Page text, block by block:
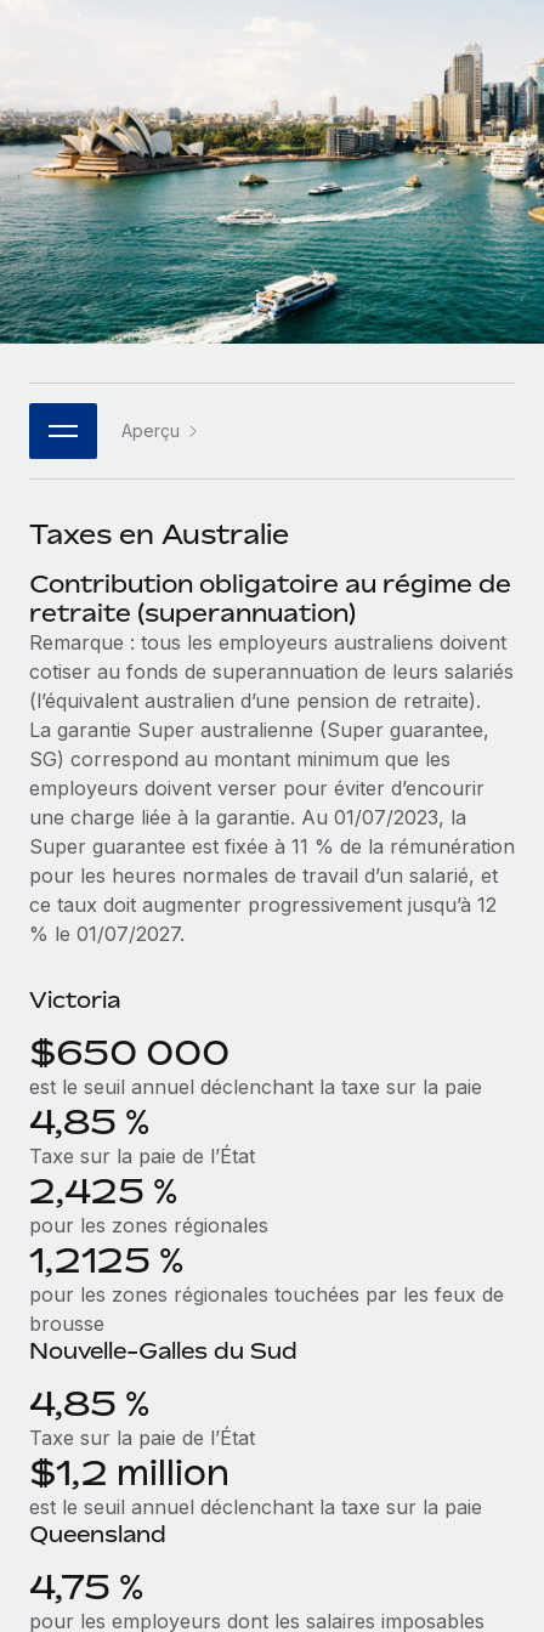
Intégrez et gérez vos freelances partout dans le monde
Sous-traitez les opérations complexes liées à l’emploi
INFRASTRUCTURE
Intégration Remote
Intégrez vos RH aux flux de travail en toute simplicité
Plateforme
Des fonctions RH clés intégrées pour votre équipe
Connectez n'importe quel outil d’IA à Remote grâce à
notre MCP
Rationalisez vos processus avec des outils essentiels
SERVICES
Demandez aux experts
Recevez des conseils d’experts sur les RH à
l’international et la conformité
Contrôles d’antécédents
Simplifiez vos processus de présélection des
candidats
Remote Watchtower
Gardez un temps d’avance sur les risques en
matière de conformité
Gestion des appareils
dans le monde entier
Création d’entité
Établissez des entités rapidement et en toute
conformité
Mobilité et déménagement international
Organisez facilement le déménagement de vos
employés
Avantages sociaux
Gérez facilement les avantages sociaux
CROISSANCE
Start-ups
Des solutions agiles et internationales pour les RH et la
paie des entreprises en pleine croissance
Entreprises intermédiaires
Développez vos équipes avec des solutions RH sur
mesure
Entreprise
Les RH à l’international pour les grandes entreprises
Partenaires stratégiques de la tech
Devenir partenaire
Explorez avec nous vos opportunités de partenariat
Bientôt disponible
Conseil en intégrations et automatisations assistées par
ÉTUDES DE CAS
Comment Weaviate, l'as de l'IA, a développé
ses effectifs de 120 % avec Remote
Weaviate en bref Weaviate crée des infrastructures open
Intégration Remote x BambooHR : du local à
l’international, le recrutement sans changer de
plateforme
Impact Les clients BambooHR peuvent désormais
embaucher et gérer les employés internationaux...
En savoir plus
Découvrez les devises disponibles et les vitesses de
paiement pour vos freelances internationaux
APPRENDRE AVEC REMOTE
Recherche et guides
Études de cas
Checklists et modèles
Descriptions de postes
Salle de presse
Données sur les salaires et les talents
Centre de ressources
Obtenir de l’aide
Voir toutes les ressources
BLOG
Paie multipays
Taxes
Explorer le blog
BLOG
Mises à jour des produits de Remote :
Intégrations Gusto et Xero et Gestion des
freelances Plus
Remote a toujours pour mission d'aider les entreprises de
En savoir plus
Comment Phiture gère ses 55 employés
répartis dans 19 pays grâce à Remote
croissance mobile internationale, encourage les...
Français
Deutsch
Español
Italiano
Português (Portugal)
日本語
한국어
Aperçu
Taxes en Australie
Contribution obligatoire au régime de
retraite (superannuation)
Remarque : tous les employeurs australiens doivent
cotiser au fonds de superannuation de leurs salariés
(l’équivalent australien d’une pension de retraite).
La garantie Super australienne (Super guarantee,
SG) correspond au montant minimum que les
employeurs doivent verser pour éviter d’encourir
une charge liée à la garantie. Au 01/07/2023, la
Super guarantee est fixée à 11 % de la rémunération
pour les heures normales de travail d’un salarié, et
ce taux doit augmenter progressivement jusqu’à 12
% le 01/07/2027.
Victoria
$650 000
est le seuil annuel déclenchant la taxe sur la paie
4,85 %
Taxe sur la paie de l’État
2,425 %
pour les zones régionales
1,2125 %
pour les zones régionales touchées par les feux de
brousse
Nouvelle-Galles du Sud
4,85 %
Taxe sur la paie de l’État
$1,2 million
est le seuil annuel déclenchant la taxe sur la paie
Queensland
4,75 %
pour les employeurs dont les salaires imposables